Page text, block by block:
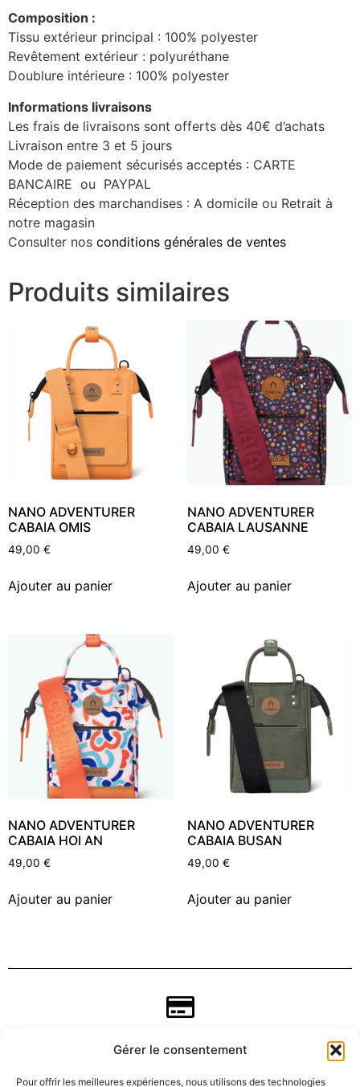
Gérer le consentement
Pour offrir les meilleures expériences, nous utilisons des technologies
Composition :
Tissu extérieur principal : 100% polyester
Revêtement extérieur : polyuréthane
Doublure intérieure : 100% polyester
Informations livraisons
Les frais de livraisons sont offerts dès 40€ d’achats
Livraison entre 3 et 5 jours
Mode de paiement sécurisés acceptés : CARTE
BANCAIRE ou PAYPAL
Réception des marchandises : A domicile ou Retrait à
notre magasin
Consulter nos conditions générales de ventes
Produits similaires
NANO ADVENTURER
CABAIA OMIS
49,00 €
Ajouter au panier
NANO ADVENTURER
CABAIA LAUSANNE
49,00 €
Ajouter au panier
NANO ADVENTURER
CABAIA HOI AN
49,00 €
Ajouter au panier
NANO ADVENTURER
CABAIA BUSAN
49,00 €
Ajouter au panier